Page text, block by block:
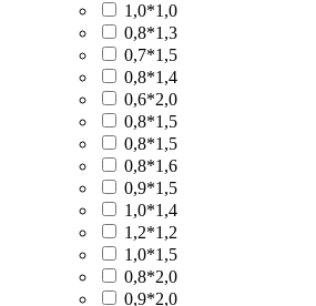
1,0*1,0
0,8*1,3
0,7*1,5
0,8*1,4
0,6*2,0
0,8*1,5
0,8*1,5
0,8*1,6
0,9*1,5
1,0*1,4
1,2*1,2
1,0*1,5
0,8*2,0
0,9*2,0